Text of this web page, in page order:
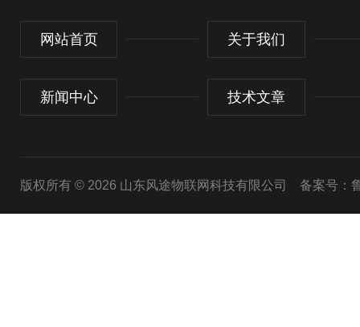
网站首页 关于我们
新闻中心 技术文章
版权所有 © 2026 山东风途物联网科技有限公司 备案号：